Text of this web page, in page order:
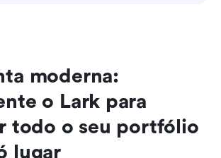
moderna:
o Lark para
todo o seu portfólio
lugar